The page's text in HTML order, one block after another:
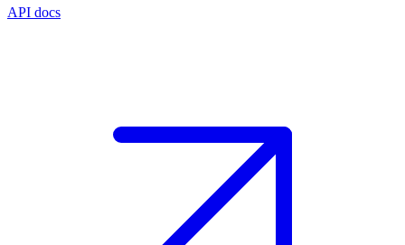
API docs